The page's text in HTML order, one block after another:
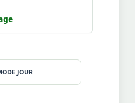
JOUR